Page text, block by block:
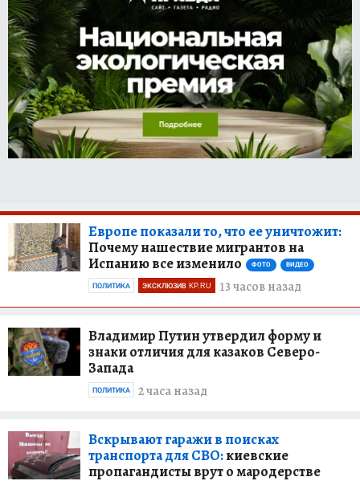
Европе показали то, что ее уничтожит:
Почему нашествие мигрантов на
Испанию все изменило
ФОТО ВИДЕО
13 часов назад
ПОЛИТИКА ЭКСКЛЮЗИВ KP.RU
Владимир Путин утвердил форму и
знаки отличия для казаков Северо-
Запада
2 часа назад
ПОЛИТИКА
Вскрывают гаражи в поисках
транспорта для СВО:киевские
пропагандисты врут о мародерстве